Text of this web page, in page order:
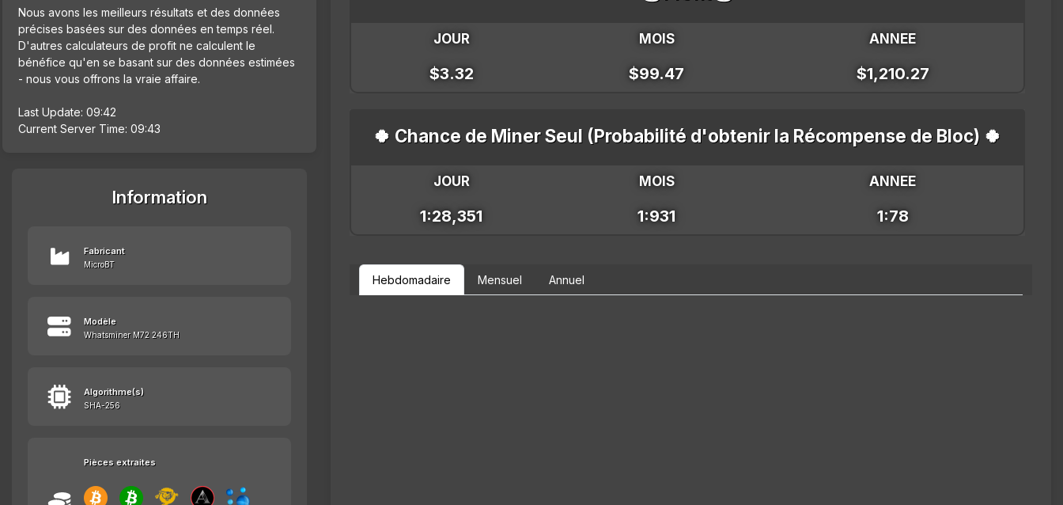
Nous avons les meilleurs résultats et des données
précises basées sur des données en temps réel.
D'autres calculateurs de profit ne calculent le
bénéfice qu'en se basant sur des données estimées
- nous vous offrons la vraie affaire.
Last Update: 09:42
Current Server Time: 09:43
Information
Fabricant
MicroBT
Modèle
Whatsminer M72 246TH
Algorithme(s)
SHA-256
Pièces extraites
JOUR MOIS ANNEE
$3.32 $99.47 $1,210.27
🍀 Chance de Miner Seul (Probabilité d'obtenir la Récompense de Bloc) 🍀
JOUR MOIS ANNEE
1:28,351 1:931 1:78
Hebdomadaire Mensuel Annuel